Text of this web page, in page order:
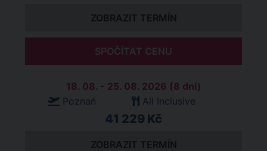
ZOBRAZIT TERMÍN
SPOČÍTAT CENU
18. 08. - 25. 08. 2026 (8 dní)
Poznań
All Inclusive
41 229 Kč
ZOBRAZIT TERMÍN